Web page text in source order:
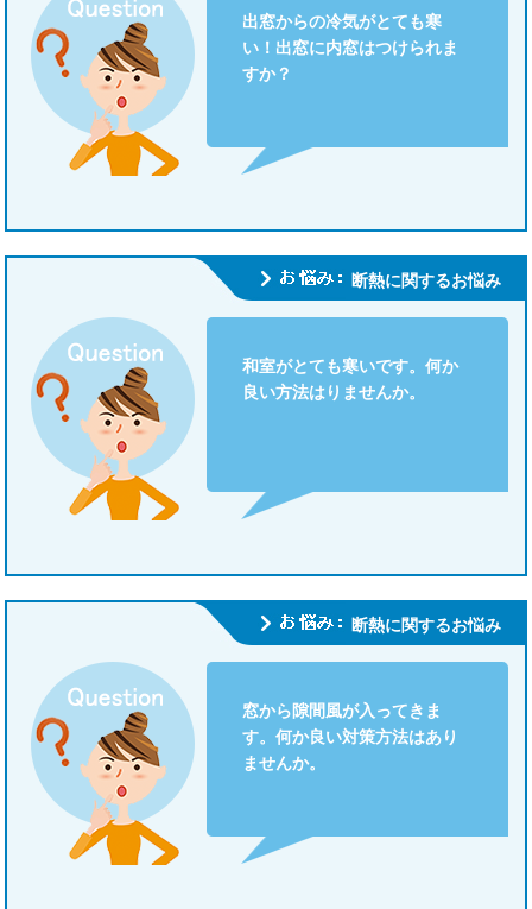
出窓からの冷気がとても寒
い！出窓に内窓はつけられま
すか？
断熱に関するお悩み
和室がとても寒いです。何か
良い方法はりませんか。
断熱に関するお悩み
窓から隙間風が入ってきま
す。何か良い対策方法はあり
ませんか。